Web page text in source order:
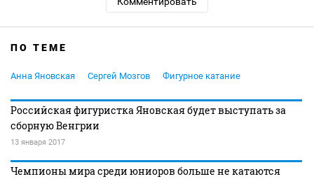
ПО ТЕМЕ
Анна Яновская Сергей Мозгов Фигурное катание
Российская фигуристка Яновская будет выступать за
сборную Венгрии
13 января 2017
Чемпионы мира среди юниоров больше не катаются